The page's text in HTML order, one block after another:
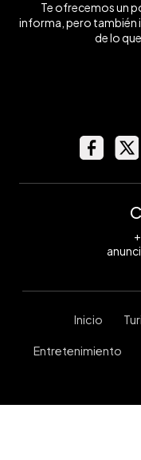
Te ofrecemos un
informa, pero también
de lo
Inicio
Entretenimiento